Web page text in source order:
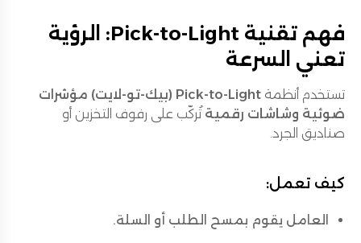
فهم تقنية Pick-to-Light: الرؤية
تعني السرعة
تستخدم أنظمة Pick-to-Light (بيك-تو-لايت)
مؤشرات
ضوئية وشاشات رقمية تُركّب على رفوف التخزين أو
صناديق الجرد.
كيف تعمل:
العامل يقوم بمسح الطلب أو السلة.